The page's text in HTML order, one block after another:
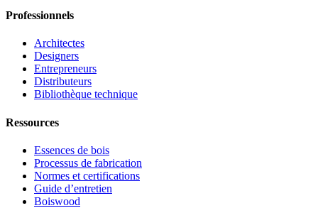
Professionnels
Architectes
Designers
Entrepreneurs
Distributeurs
Bibliothèque technique
Ressources
Essences de bois
Processus de fabrication
Normes et certifications
Guide d’entretien
Boiswood